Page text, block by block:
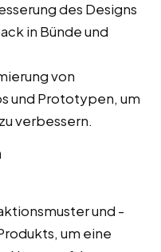
des Designs
in Bünde und
von
und Prototypen, um
verbessern.
und -
um eine